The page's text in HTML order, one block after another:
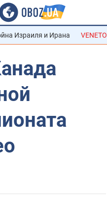
Израиля и Ирана VENETO